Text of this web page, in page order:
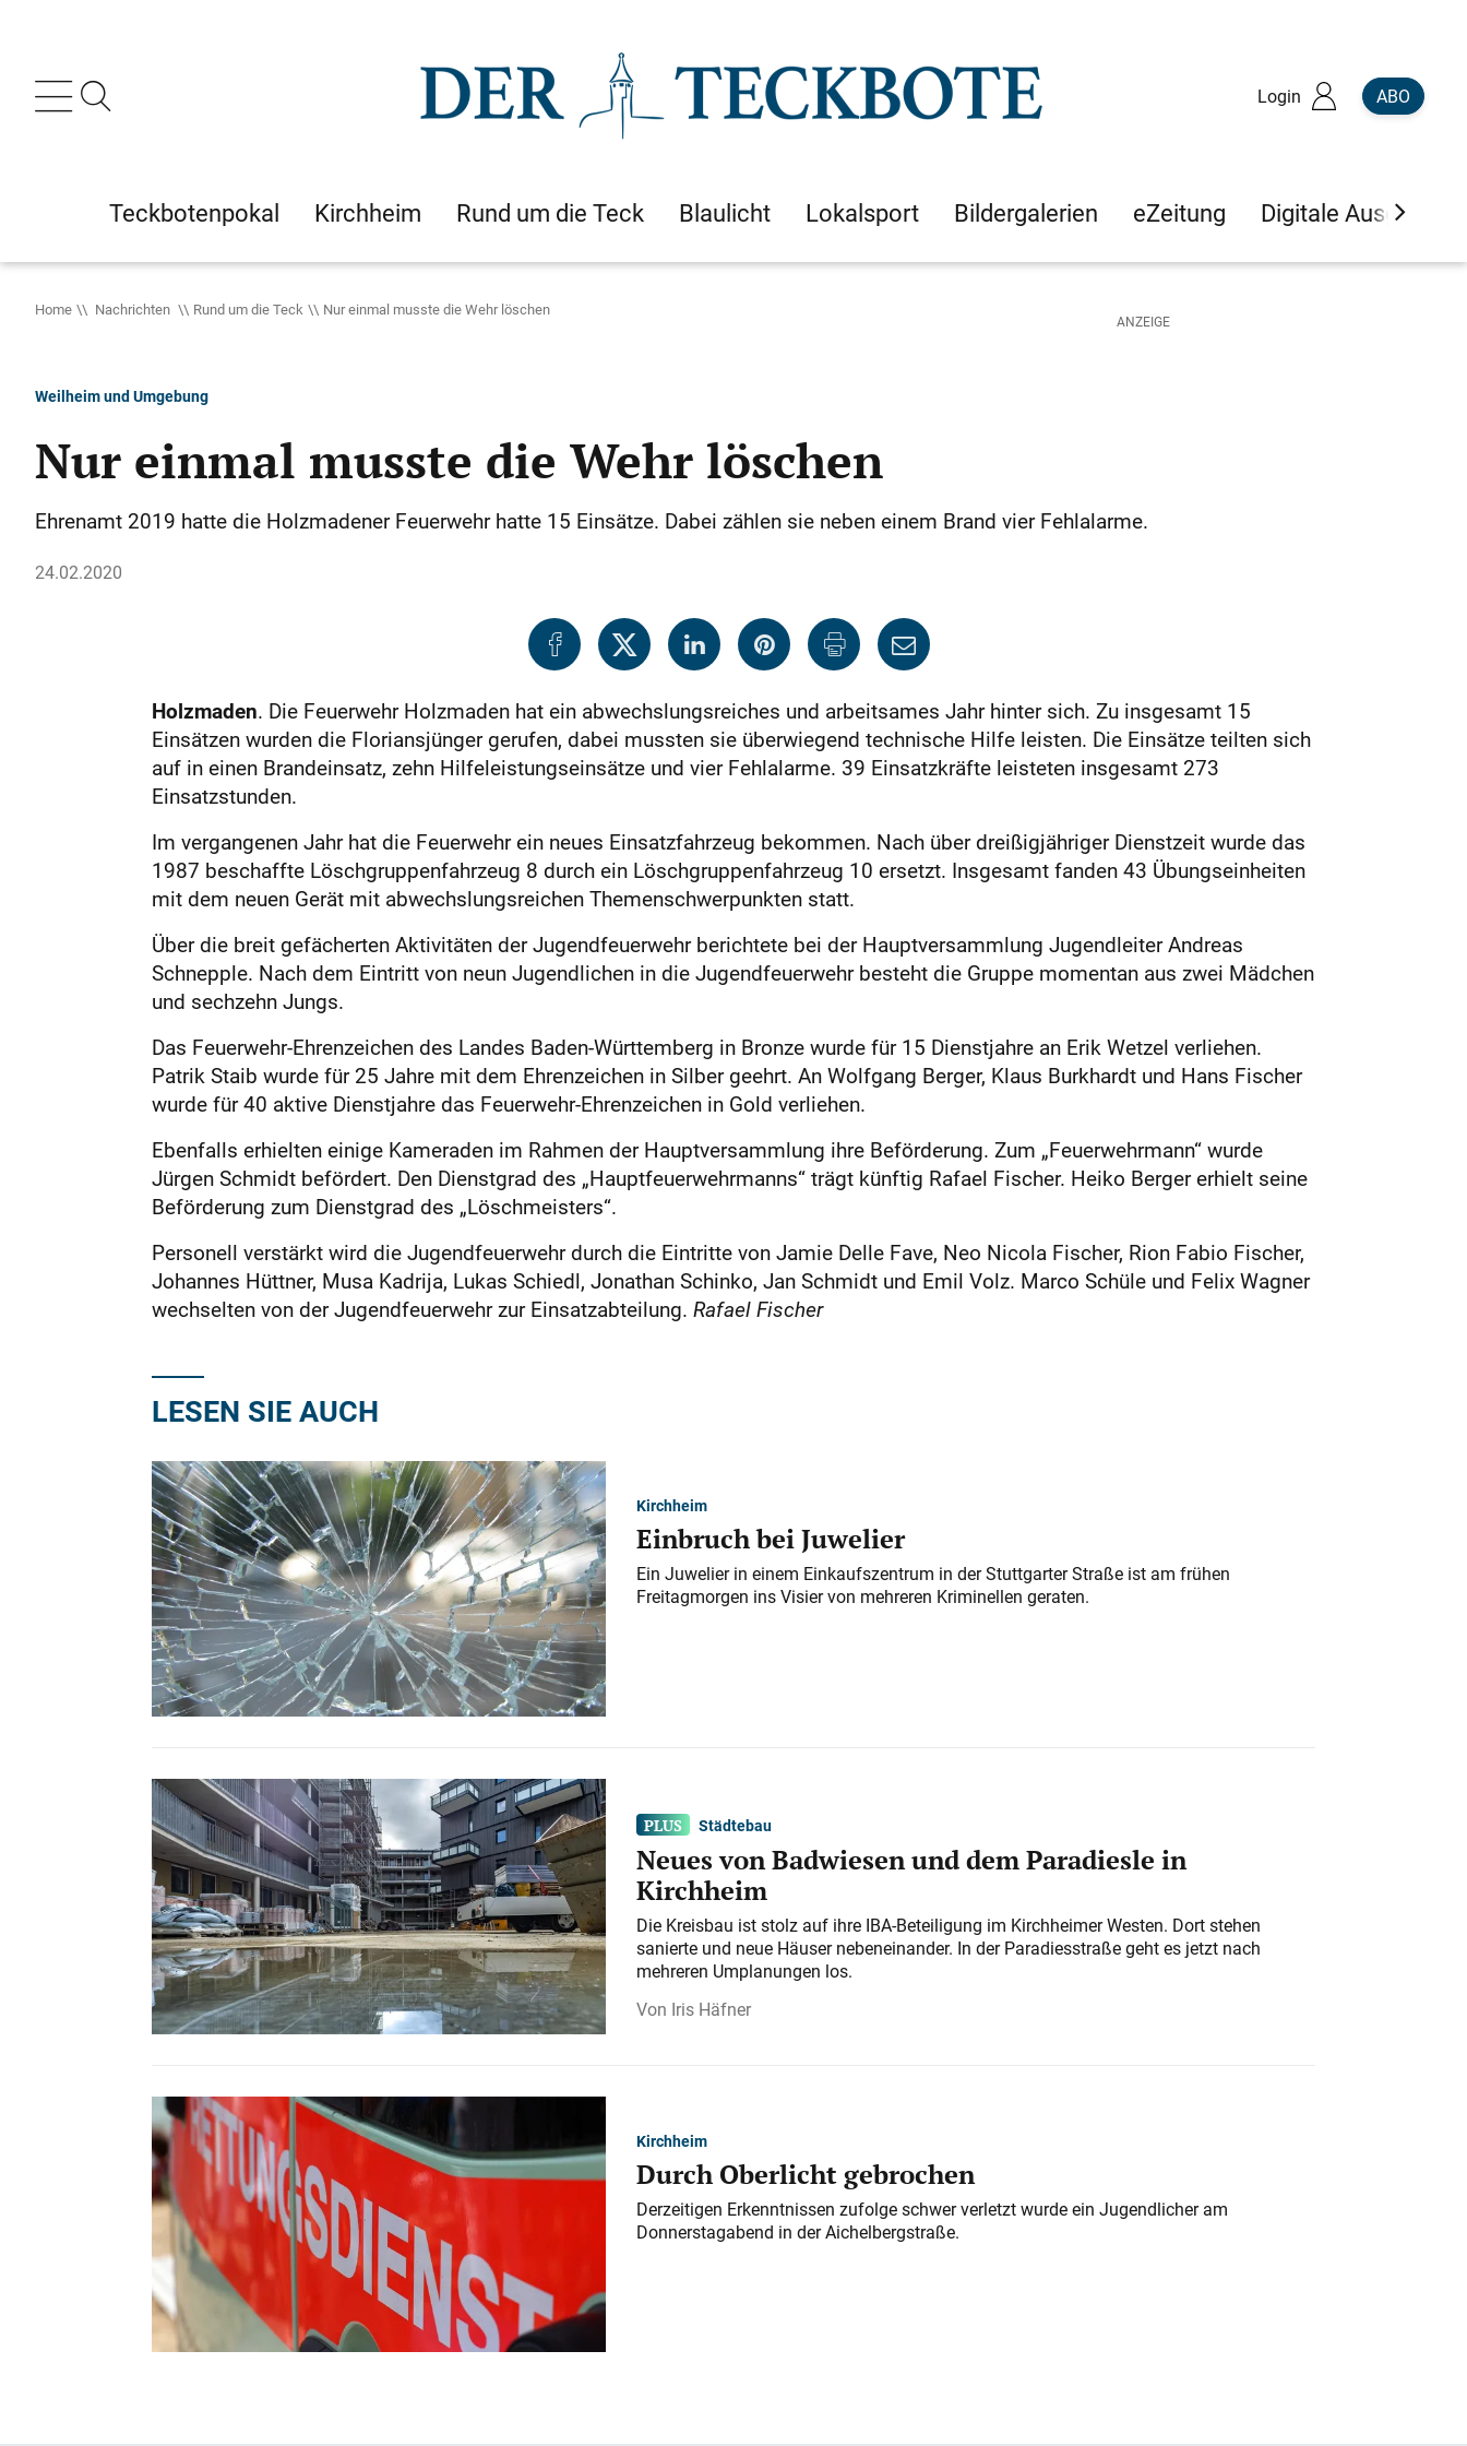
Login ABO
Teckbotenpokal Kirchheim Rund um die Teck Blaulicht Lokalsport Bildergalerien eZeitung Digitale Ausgaben
Home Nachrichten Rund um die Teck Nur einmal musste die Wehr löschen
Weilheim und Umgebung
Nur einmal musste die Wehr löschen
Ehrenamt 2019 hatte die Holzmadener Feuerwehr hatte 15 Einsätze. Dabei zählen sie neben einem Brand vier Fehlalarme.
24.02.2020
Holzmaden. Die Feuerwehr Holzmaden hat ein abwechslungsreiches und arbeitsames Jahr hinter sich. Zu insgesamt 15
Einsätzen wurden die Floriansjünger gerufen, dabei mussten sie überwiegend technische Hilfe leisten. Die Einsätze teilten sich
auf in einen Brandeinsatz, zehn Hilfeleistungseinsätze und vier Fehlalarme. 39 Einsatzkräfte leisteten insgesamt 273
Einsatzstunden.
Im vergangenen Jahr hat die Feuerwehr ein neues Einsatzfahrzeug bekommen. Nach über dreißigjähriger Dienstzeit wurde das
1987 beschaffte Löschgruppenfahrzeug 8 durch ein Löschgruppenfahrzeug 10 ersetzt. Insgesamt fanden 43 Übungseinheiten
mit dem neuen Gerät mit abwechslungsreichen Themenschwerpunkten statt.
Über die breit gefächerten Aktivitäten der Jugendfeuerwehr berichtete bei der Hauptversammlung Jugendleiter Andreas
Schnepple. Nach dem Eintritt von neun Jugendlichen in die Jugendfeuerwehr besteht die Gruppe momentan aus zwei Mädchen
und sechzehn Jungs.
Das Feuerwehr-Ehrenzeichen des Landes Baden-Württemberg in Bronze wurde für 15 Dienstjahre an Erik Wetzel verliehen.
Patrik Staib wurde für 25 Jahre mit dem Ehrenzeichen in Silber geehrt. An Wolfgang Berger, Klaus Burkhardt und Hans Fischer
wurde für 40 aktive Dienstjahre das Feuerwehr-Ehrenzeichen in Gold verliehen.
Ebenfalls erhielten einige Kameraden im Rahmen der Hauptversammlung ihre Beförderung. Zum „Feuerwehrmann“ wurde
Jürgen Schmidt befördert. Den Dienstgrad des „Hauptfeuerwehrmanns“ trägt künftig Rafael Fischer. Heiko Berger erhielt seine
Beförderung zum Dienstgrad des „Löschmeisters“.
Personell verstärkt wird die Jugendfeuerwehr durch die Eintritte von Jamie Delle Fave, Neo Nicola Fischer, Rion Fabio Fischer,
Johannes Hüttner, Musa Kadrija, Lukas Schiedl, Jonathan Schinko, Jan Schmidt und Emil Volz. Marco Schüle und Felix Wagner
wechselten von der Jugendfeuerwehr zur Einsatzabteilung. Rafael Fischer
LESEN SIE AUCH
Kirchheim
Einbruch bei Juwelier
Ein Juwelier in einem Einkaufszentrum in der Stuttgarter Straße ist am frühen
Freitagmorgen ins Visier von mehreren Kriminellen geraten.
Städtebau
Neues von Badwiesen und dem Paradiesle in
Kirchheim
Die Kreisbau ist stolz auf ihre IBA-Beteiligung im Kirchheimer Westen. Dort stehen
sanierte und neue Häuser nebeneinander. In der Paradiesstraße geht es jetzt nach
mehreren Umplanungen los.
Iris Häfner
Kirchheim
Durch Oberlicht gebrochen
Derzeitigen Erkenntnissen zufolge schwer verletzt wurde ein Jugendlicher am
Donnerstagabend in der Aichelbergstraße.